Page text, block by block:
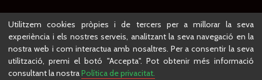
© Ajuntament de Lleida - Projecte desenvolupat per
Utilitzem cookies pròpies i de tercers per a millorar la seva
experiència i els nostres serveis, analitzant la seva navegació en la
nostra web i com interactua amb nosaltres. Per a consentir la seva
utilització, premi el botó "Accepta". Pot obtenir més informació
consultant la nostraPolítica de privacitat.